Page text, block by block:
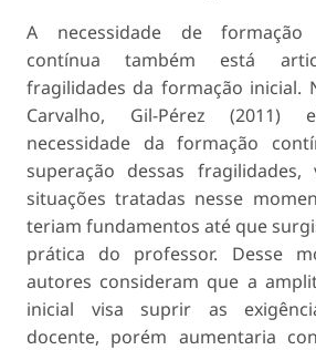
A necessidade de formação
contínua também está
fragilidades da formação inicial.
Carvalho, Gil-Pérez (2011)
necessidade da formação
superação dessas
situações tratadas nesse
teriam fundamentos até que
prática do professor. Desse
autores consideram que a
inicial visa suprir as
docente, porém aumentaria